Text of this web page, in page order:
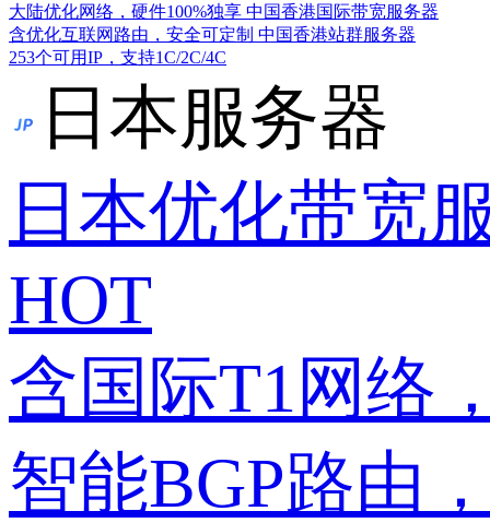
大陆优化网络，硬件100%独享 中国香港国际带宽服务器
含优化互联网路由，安全可定制 中国香港站群服务器
253个可用IP，支持1C/2C/4C
日本服务器
日本优化带宽
HOT
含国际T1网络
智能BGP路由